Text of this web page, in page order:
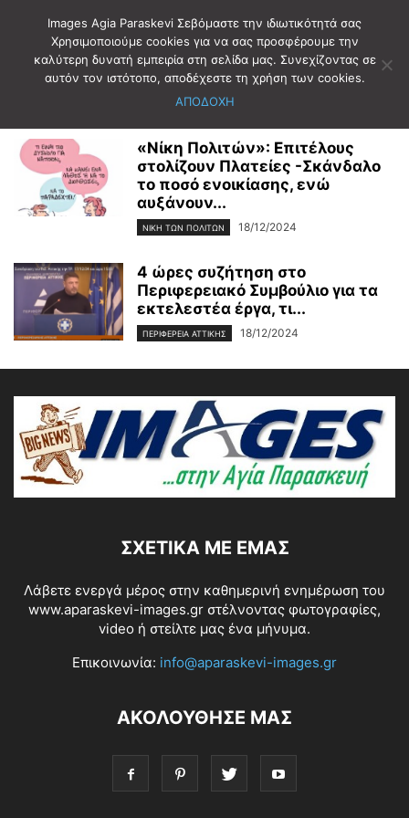
Αρχική 2024 Δεκέμβριος 18
Ημερήσιο Αρχείο: 18/12/2024
«Νίκη Πολιτών»: Επιτέλους
στολίζουν Πλατείες -Σκάνδαλο
το ποσό ενοικίασης, ενώ
αυξάνουν...
ΝΊΚΗ ΤΩΝ ΠΟΛΙΤΏΝ 18/12/2024
4 ώρες συζήτηση στο
Περιφερειακό Συμβούλιο για τα
εκτελεστέα έργα, τι...
ΠΕΡΙΦΕΡΕΙΑ ΑΤΤΙΚΗΣ 18/12/2024
ΣΧΕΤΙΚΆ ΜΕ ΕΜΆΣ
Λάβετε ενεργά μέρος στην καθημερινή ενημέρωση του
www.aparaskevi-images.gr στέλνοντας φωτογραφίες,
video ή στείλτε μας ένα μήνυμα.
Επικοινωνία: info@aparaskevi-images.gr
ΑΚΟΛΟΥΘΗΣΕ ΜΑΣ
Images Agia Paraskevi Σεβόμαστε την ιδιωτικότητά σας
Χρησιμοποιούμε cookies για να σας προσφέρουμε την
καλύτερη δυνατή εμπειρία στη σελίδα μας. Συνεχίζοντας σε
αυτόν τον ιστότοπο, αποδέχεστε τη χρήση των cookies.
ΑΠΟΔΟΧΗ